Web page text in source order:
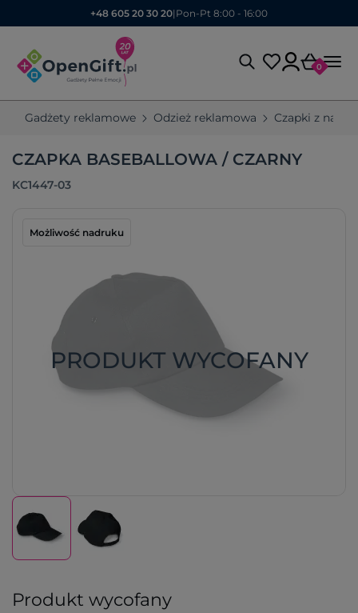
+48 605 20 30 20| Pon-Pt 8:00 - 16:00
0
Gadżety reklamowe Odzież reklamowa Czapki z
CZAPKA BASEBALLOWA / CZARNY
KC1447-03
Możliwość nadruku
PRODUKT WYCOFANY
Produkt wycofany